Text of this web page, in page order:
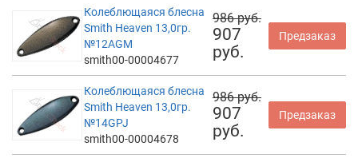
Колеблющаяся блесна
Smith Heaven 13,0гр.
№12AGM
smith00-00004677
986 руб.
907
руб.
Предзаказ
Колеблющаяся блесна
Smith Heaven 13,0гр.
№14GPJ
smith00-00004678
986 руб.
907
руб.
Предзаказ